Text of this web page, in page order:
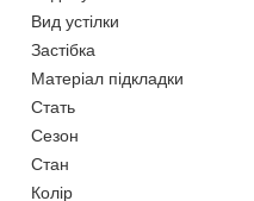
Вид устілки
Застібка
Матеріал підкладки
Стать
Сезон
Стан
Колір